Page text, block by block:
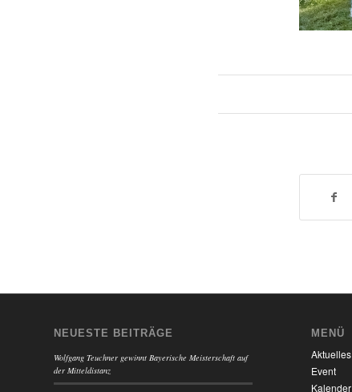
NEUESTE BEITRÄGE
Wolfgang Teuchner gewinnt Bayerische Meisterschaft auf
der Mitteldistanz
MENÜ
Aktuelles
Event
Kalender